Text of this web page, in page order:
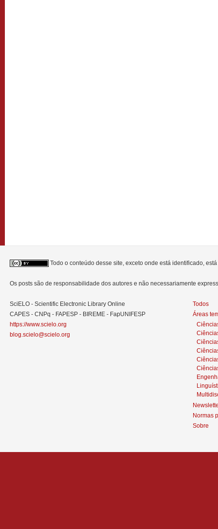
Todo o conteúdo desse site, exceto onde está identificado,
Os posts são de responsabilidade dos autores e não necessariamente
SciELO - Scientific Electronic Library Online
CAPES - CNPq - FAPESP - BIREME - FapUNIFESP
https://www.scielo.org
blog.scielo@scielo.org
Todos
Áreas
Normas
Sobre